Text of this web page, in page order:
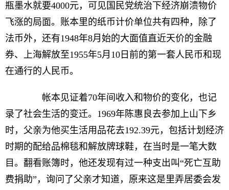
瓶墨水就要4000元，可见国民党统治下经济崩溃物价
飞涨的局面。账本里的纸币计价单位共有四种，除了
法币外，还有1948年8月始的大面值直近天价的金融
券、上海解放至1955年5月10日前的第一套人民币和现
在通行的人民币。
帐本见证着70年间收入和物价的变化，也记
录了社会生活的变迁。1969年陈惠良去参加上山下乡
时，父亲为他买生活用品花去192.39元，包括计划经济
时期的配给品棉毯和解放牌球鞋，在当时是一笔大数
目。翻看账簿时，他还发现有过一种支出叫“死亡互助
费捐助”，询问了父亲才知道，原来这是里弄居委会发